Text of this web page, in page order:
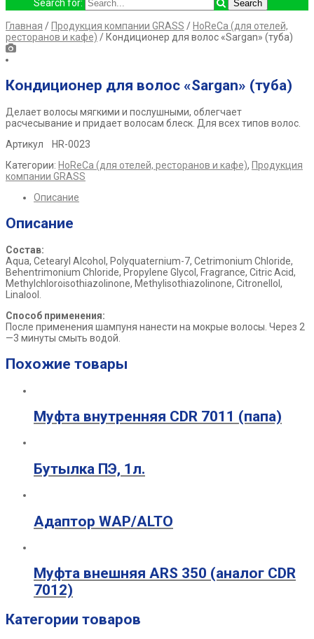
Search for:
Главная / Продукция компании GRASS / HoReCa (для отелей,
ресторанов и кафе) / Кондиционер для волос «Sargan» (туба)
Кондиционер для волос «Sargan» (туба)
Делает волосы мягкими и послушными, облегчает
расчесывание и придает волосам блеск. Для всех типов волос.
Артикул HR-0023
Категории: HoReCa (для отелей, ресторанов и кафе), Продукция
компании GRASS
Описание
Описание
Состав:
Aqua, Cetearyl Alcohol, Polyquaternium-7, Cetrimonium Chloride,
Behentrimonium Chloride, Propylene Glycol, Fragrance, Citric Acid,
Methylchloroisothiazolinone, Methylisothiazolinone, Citronellol,
Linalool.
Способ применения:
После применения шампуня нанести на мокрые волосы. Через 2
—3 минуты смыть водой.
Похожие товары
Муфта внутренняя CDR 7011 (папа)
Бутылка ПЭ, 1л.
Адаптор WAP/ALTO
Муфта внешняя ARS 350 (аналог CDR
7012)
Категории товаров